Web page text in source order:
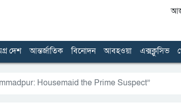
আজ
দেশ আন্তর্জাতিক বিনোদন আবহওয়া এক্সক্লুসিভ
Housemaid the Prime Suspect”